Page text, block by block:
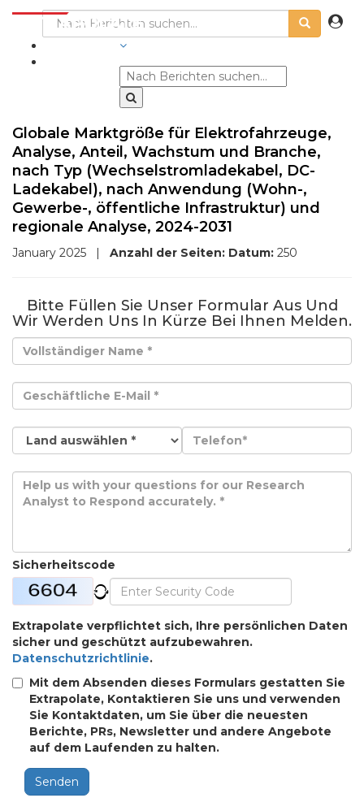
Globale Marktgröße für Elektrofahrzeuge,
Analyse, Anteil, Wachstum und Branche,
nach Typ (Wechselstromladekabel, DC-
Ladekabel), nach Anwendung (Wohn-,
Gewerbe-, öffentliche Infrastruktur) und
regionale Analyse, 2024-2031
January 2025 | Anzahl der Seiten: Datum: 250
Bitte Füllen Sie Unser Formular Aus Und
Wir Werden Uns In Kürze Bei Ihnen Melden.
Sicherheitscode
Extrapolate verpflichtet sich, Ihre persönlichen Daten
sicher und geschützt aufzubewahren.
Datenschutzrichtlinie.
Mit dem Absenden dieses Formulars gestatten Sie
Extrapolate, Kontaktieren Sie uns und verwenden
Sie Kontaktdaten, um Sie über die neuesten
Berichte, PRs, Newsletter und andere Angebote
auf dem Laufenden zu halten.
Senden